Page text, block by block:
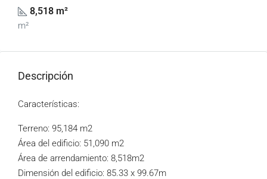
8,518 m²
m²
Descripción
Características:
Terreno: 95,184 m2
Área del edificio: 51,090 m2
Área de arrendamiento: 8,518m2
Dimensión del edificio: 85.33 x 99.67m